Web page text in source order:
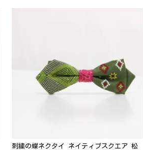
刺繍の蝶ネクタイ ネイティブスクエア 松